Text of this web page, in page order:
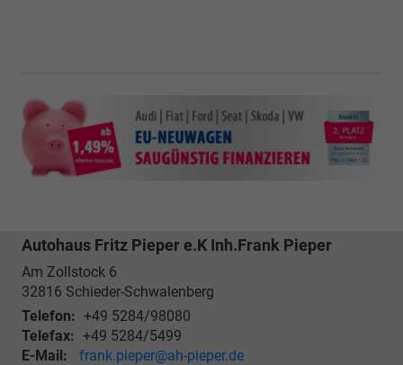
Autohaus Fritz Pieper e.K Inh.Frank Pieper
Am Zollstock 6
32816 Schieder-Schwalenberg
Telefon: +49 5284/98080
Telefax: +49 5284/5499
E-Mail:
frank.pieper@ah-pieper.de